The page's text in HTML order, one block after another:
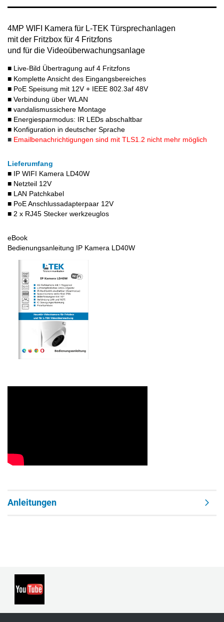
4MP WIFI Kamera für L-TEK Türsprechanlagen
mit der Fritzbox für 4 Fritzfons
und für die Videoüberwachungsanlage
■ Live-Bild Übertragung auf 4 Fritzfons
■ Komplette Ansicht des Eingangsbereiches
■ PoE Speisung mit 12V + IEEE 802.3af 48V
■ Verbindung über WLAN
■ vandalismussichere Montage
■ Energiesparmodus: IR LEDs abschaltbar
■ Konfiguration in deutscher Sprache
■ Emailbenachrichtigungen sind mit TLS1.2 nicht mehr möglich
Lieferumfang
■ IP WIFI Kamera LD40W
■ Netzteil 12V
■ LAN Patchkabel
■ PoE Anschlussadapterpaar 12V
■ 2 x RJ45 Stecker werkzeuglos
eBook
Bedienungsanleitung IP Kamera LD40W
Anleitungen